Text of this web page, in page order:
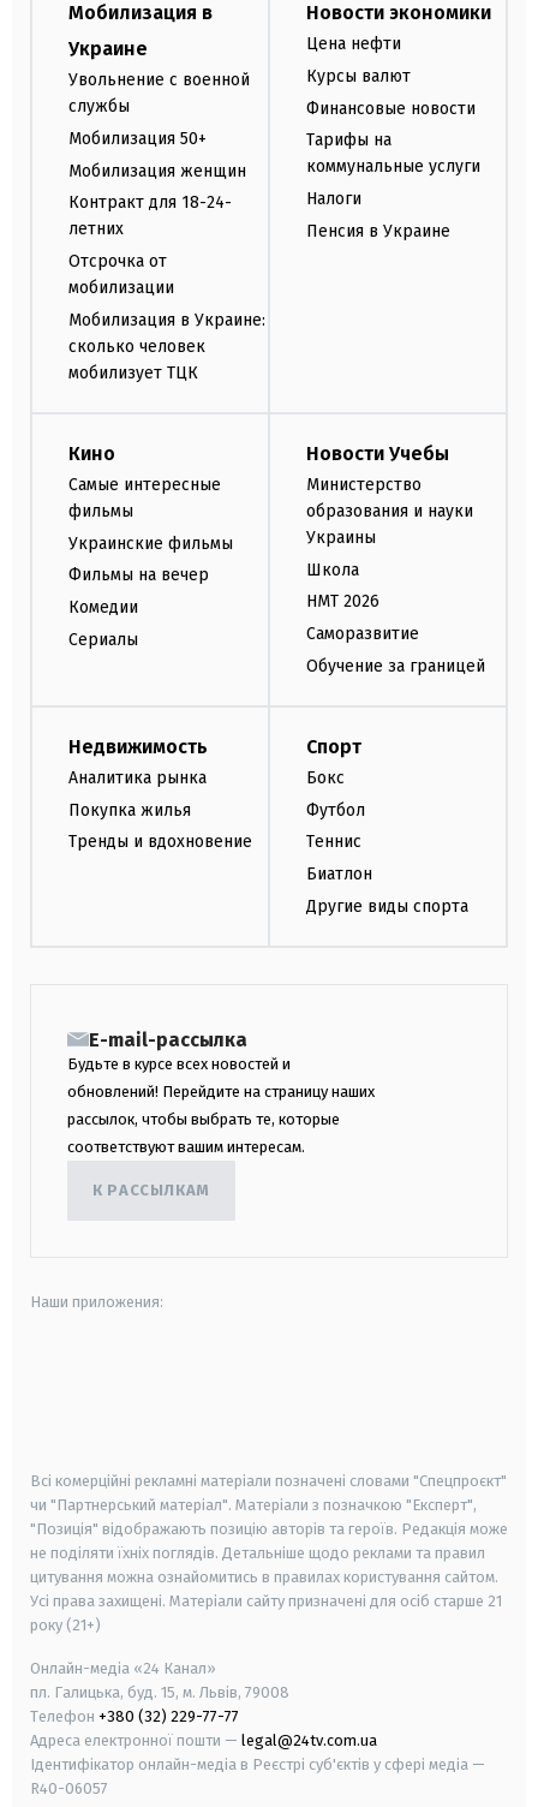
Мобилизация в
Украине
Увольнение с военной
службы
Мобилизация 50+
Мобилизация женщин
Контракт для 18-24-
летних
Отсрочка от
мобилизации
Мобилизация в Украине:
сколько человек
мобилизует ТЦК
Новости экономики
Цена нефти
Курсы валют
Финансовые новости
Тарифы на
коммунальные услуги
Налоги
Пенсия в Украине
Кино
Самые интересные
фильмы
Украинские фильмы
Фильмы на вечер
Комедии
Сериалы
Новости Учебы
Министерство
образования и науки
Украины
Школа
НМТ 2026
Саморазвитие
Обучение за границей
Недвижимость
Аналитика рынка
Покупка жилья
Тренды и вдохновение
Спорт
Бокс
Футбол
Теннис
Биатлон
Другие виды спорта
E-mail-рассылка
Будьте в курсе всех новостей и
обновлений! Перейдите на страницу наших
рассылок, чтобы выбрать те, которые
соответствуют вашим интересам.
К РАССЫЛКАМ
Наши приложения:
Всі комерційні рекламні матеріали позначені словами "Спецпроєкт"
чи "Партнерський матеріал". Матеріали з позначкою "Експерт",
"Позиція" відображають позицію авторів та героїв. Редакція може
не поділяти їхніх поглядів. Детальніше щодо реклами та правил
цитування можна ознайомитись в правилах користування сайтом.
Усі права захищені. Матеріали сайту призначені для осіб старше 21
року (21+)
Онлайн-медіа «24 Канал»
пл. Галицька, буд. 15, м. Львів, 79008
Телефон +380 (32) 229-77-77
Адреса електронної пошти — legal@24tv.com.ua
Ідентифікатор онлайн-медіа в Реєстрі суб'єктів у сфері медіа —
R40-06057